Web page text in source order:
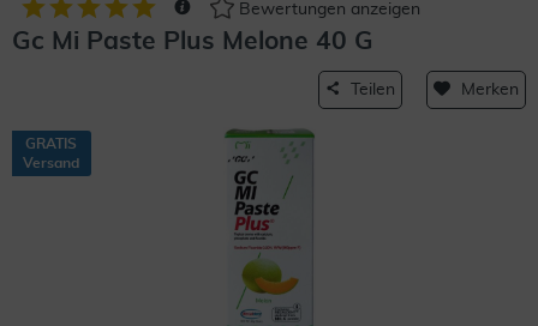
Bewertungen anzeigen
Gc Mi Paste Plus Melone 40 G
Teilen Merken
GRATIS
Versand